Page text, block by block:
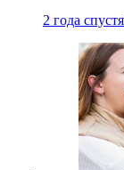
2 года спустя